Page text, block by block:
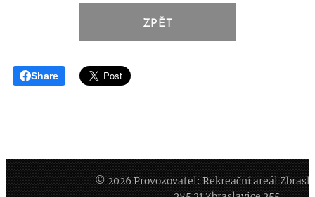
ZPĚT
Share
© 2026 Provozovatel: Rekreační areál